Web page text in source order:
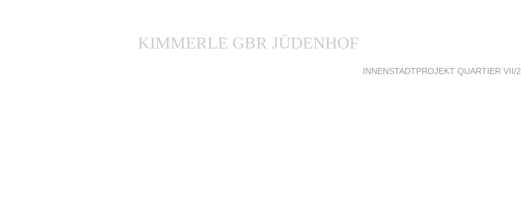
KIMMERLE GBR JÜDENHOF
NAVIGATION
INNENSTADTPROJEKT QUARTIER VII/2